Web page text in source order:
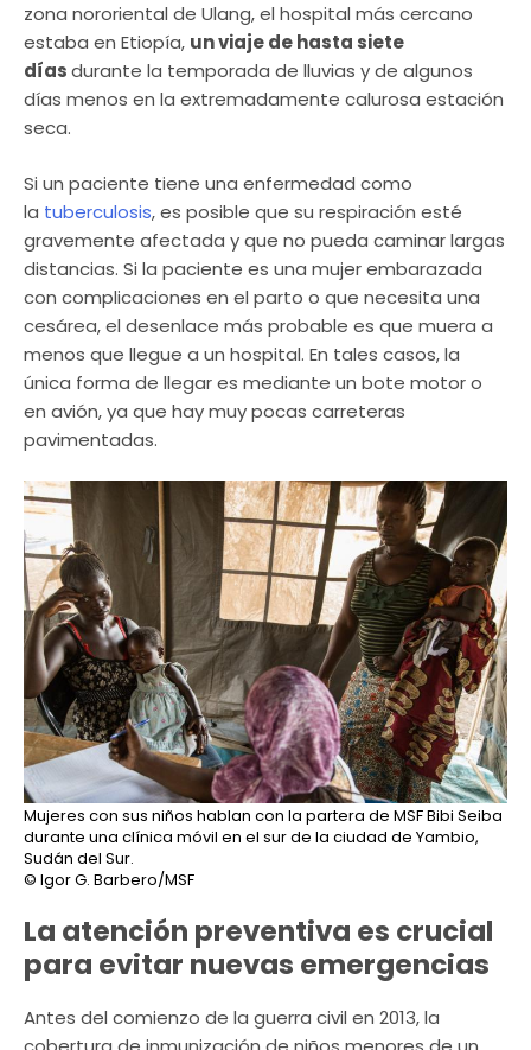
zona nororiental de Ulang, el hospital más cercano
estaba en Etiopía, un viaje de hasta siete
díasdurante la temporada de lluvias y de algunos
días menos en la extremadamente calurosa estación
seca.
Si un paciente tiene una enfermedad como
la tuberculosis, es posible que su respiración esté
gravemente afectada y que no pueda caminar largas
distancias. Si la paciente es una mujer embarazada
con complicaciones en el parto o que necesita una
cesárea, el desenlace más probable es que muera a
menos que llegue a un hospital. En tales casos, la
única forma de llegar es mediante un bote motor o
en avión, ya que hay muy pocas carreteras
pavimentadas.
Mujeres con sus niños hablan con la partera de MSF Bibi Seiba
durante una clínica móvil en el sur de la ciudad de Yambio,
Sudán del Sur.
© Igor G. Barbero/MSF
La atención preventiva es crucial
para evitar nuevas emergencias
Antes del comienzo de la guerra civil en 2013, la